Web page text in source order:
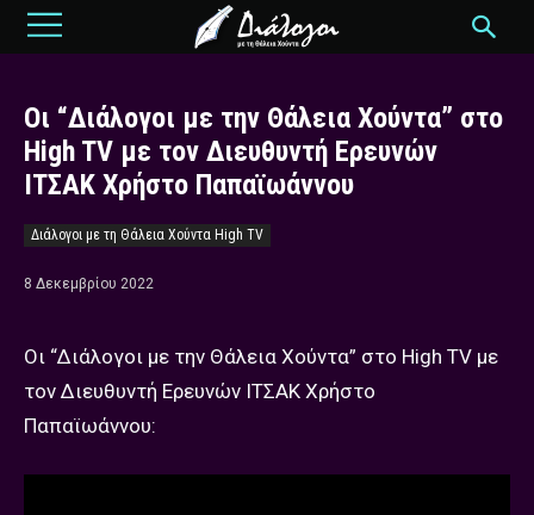
Οι “Διάλογοι με την Θάλεια Χούντα” στο
High TV με τον Διευθυντή Ερευνών
ΙΤΣΑΚ Χρήστο Παπαϊωάννου
Διάλογοι με τη Θάλεια Χούντα High TV
8 Δεκεμβρίου 2022
Οι “Διάλογοι με την Θάλεια Χούντα” στο High TV με
τον Διευθυντή Ερευνών ΙΤΣΑΚ Χρήστο
Παπαϊωάννου: